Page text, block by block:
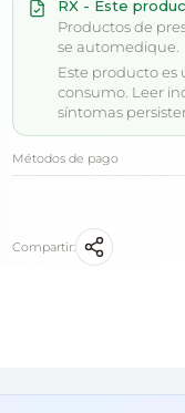
RX - Este
Productos de
se automedique.
Este producto es
consumo. Leer
síntomas
Métodos de pago
Compartir: